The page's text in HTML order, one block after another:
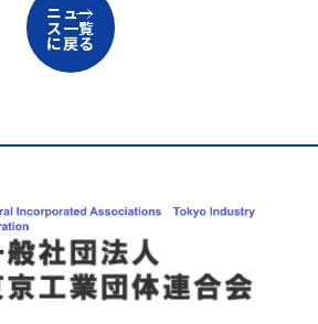
ニュー
ス一覧
に戻る